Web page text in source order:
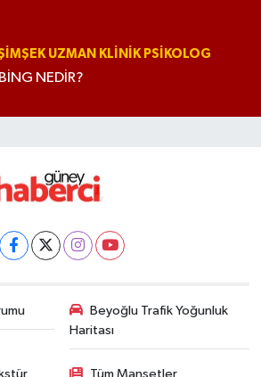
UZMAN KLINIK PSIKOLOG
NEDİR?
Beyoğlu Trafik Yoğunluk
Haritası
Tüm Manşetler